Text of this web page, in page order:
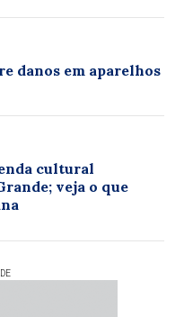
danos em aparelhos
cultural
veja o que